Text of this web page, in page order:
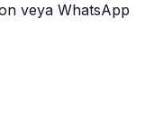
veya WhatsApp